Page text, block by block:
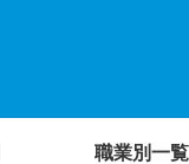
職業別一